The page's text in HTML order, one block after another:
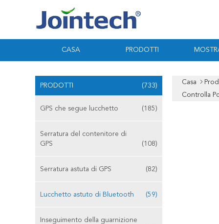
CASA PRODOTTI
PRODOTTI (733)
GPS che segue lucchetto (185)
Serratura del contenitore di
GPS
(108)
Serratura astuta di GPS (82)
Lucchetto astuto di Bluetooth (59)
Inseguimento della guarnizione
Casa
Controlla